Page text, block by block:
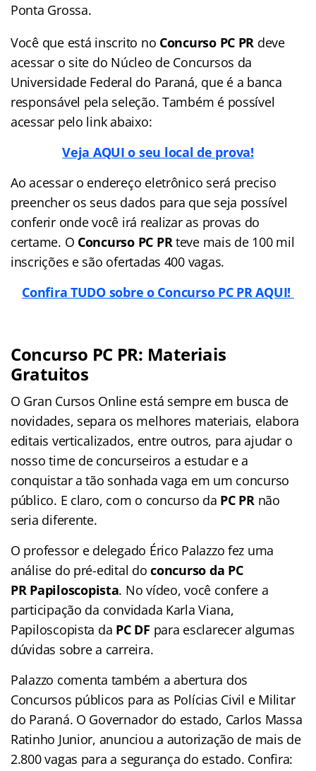
Ponta Grossa.
Você que está inscrito no Concurso PC PR deve
acessar o site do Núcleo de Concursos da
Universidade Federal do Paraná, que é a banca
responsável pela seleção. Também é possível
acessar pelo link abaixo:
Veja AQUI o seu local de prova!
Ao acessar o endereço eletrônico será preciso
preencher os seus dados para que seja possível
conferir onde você irá realizar as provas do
certame. O Concurso PC PRteve mais de 100 mil
inscrições e são ofertadas 400 vagas.
Confira TUDO sobre o Concurso PC PR AQUI!
Concurso PC PR: Materiais
Gratuitos
O Gran Cursos Online está sempre em busca de
novidades, separa os melhores materiais, elabora
editais verticalizados, entre outros, para ajudar o
nosso time de concurseiros a estudar e a
conquistar a tão sonhada vaga em um concurso
público. E claro, com o concurso da PC PRnão
seria diferente.
O professor e delegado Érico Palazzo fez uma
análise do pré-edital doconcurso da PC
PR Papiloscopista. No vídeo, você confere a
participação da convidada Karla Viana,
Papiloscopista da PC DF para esclarecer algumas
dúvidas sobre a carreira.
Palazzo comenta também a abertura dos
Concursos públicos para as Polícias Civil e Militar
do Paraná. O Governador do estado, Carlos Massa
Ratinho Junior, anunciou a autorização de mais de
2.800 vagas para a segurança do estado. Confira: